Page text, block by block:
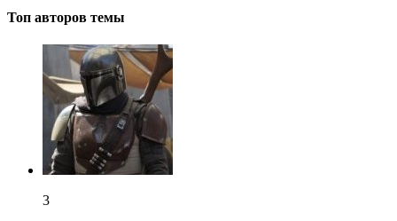
Топ авторов темы
3